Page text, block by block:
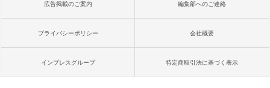
広告掲載のご案内 編集部へのご連絡
プライバシーポリシー 会社概要
インプレスグループ 特定商取引法に基づく表示